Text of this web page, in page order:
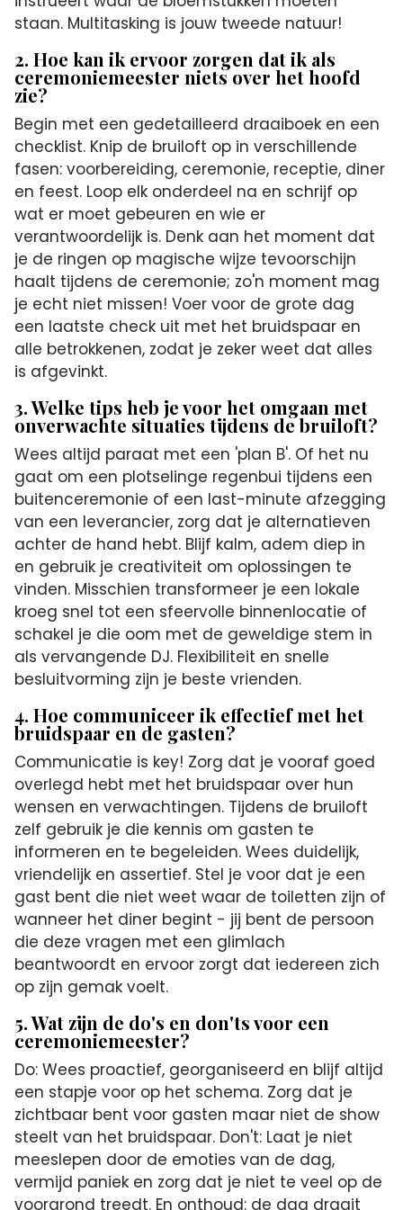
staan. Multitasking is jouw tweede natuur!
2. Hoe kan ik ervoor zorgen dat ik als
ceremoniemeester niets over het hoofd
zie?
Begin met een gedetailleerd draaiboek en een
checklist. Knip de bruiloft op in verschillende
fasen: voorbereiding, ceremonie, receptie, diner
en feest. Loop elk onderdeel na en schrijf op
wat er moet gebeuren en wie er
verantwoordelijk is. Denk aan het moment dat
je de ringen op magische wijze tevoorschijn
haalt tijdens de ceremonie; zo'n moment mag
je echt niet missen! Voer voor de grote dag
een laatste check uit met het bruidspaar en
alle betrokkenen, zodat je zeker weet dat alles
is afgevinkt.
3. Welke tips heb je voor het omgaan met
onverwachte situaties tijdens de bruiloft?
Wees altijd paraat met een 'plan B'. Of het nu
gaat om een plotselinge regenbui tijdens een
buitenceremonie of een last-minute afzegging
van een leverancier, zorg dat je alternatieven
achter de hand hebt. Blijf kalm, adem diep in
en gebruik je creativiteit om oplossingen te
vinden. Misschien transformeer je een lokale
kroeg snel tot een sfeervolle binnenlocatie of
schakel je die oom met de geweldige stem in
als vervangende DJ. Flexibiliteit en snelle
besluitvorming zijn je beste vrienden.
4. Hoe communiceer ik effectief met het
bruidspaar en de gasten?
Communicatie is key! Zorg dat je vooraf goed
overlegd hebt met het bruidspaar over hun
wensen en verwachtingen. Tijdens de bruiloft
zelf gebruik je die kennis om gasten te
informeren en te begeleiden. Wees duidelijk,
vriendelijk en assertief. Stel je voor dat je een
gast bent die niet weet waar de toiletten zijn of
wanneer het diner begint - jij bent de persoon
die deze vragen met een glimlach
beantwoordt en ervoor zorgt dat iedereen zich
op zijn gemak voelt.
5. Wat zijn de do's en don'ts voor een
ceremoniemeester?
Do: Wees proactief, georganiseerd en blijf altijd
een stapje voor op het schema. Zorg dat je
zichtbaar bent voor gasten maar niet de show
steelt van het bruidspaar. Don't: Laat je niet
meeslepen door de emoties van de dag,
vermijd paniek en zorg dat je niet te veel op de
voorgrond treedt. En onthoud: de dag draait